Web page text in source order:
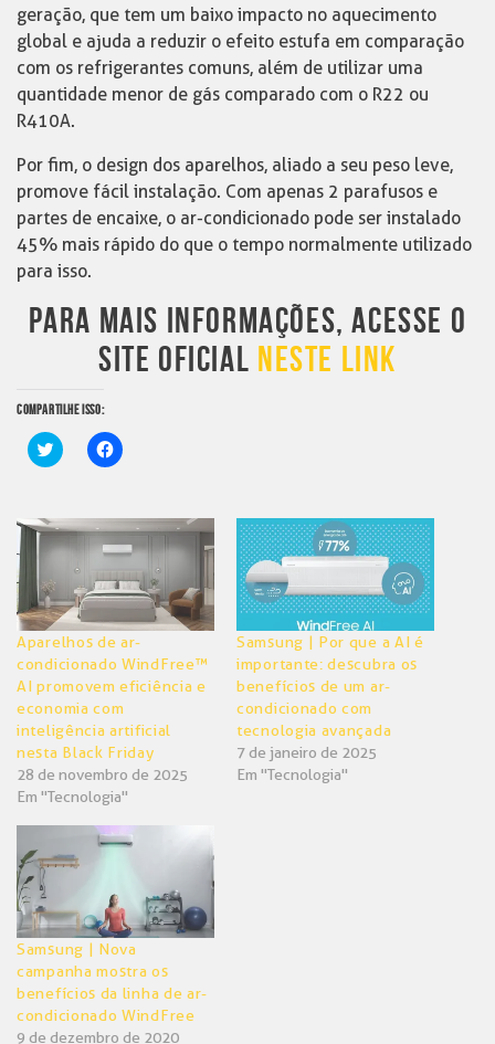
geração, que tem um baixo impacto no aquecimento
global e ajuda a reduzir o efeito estufa em comparação
com os refrigerantes comuns, além de utilizar uma
quantidade menor de gás comparado com o R22 ou
R410A.
Por fim, o design dos aparelhos, aliado a seu peso leve,
promove fácil instalação. Com apenas 2 parafusos e
partes de encaixe, o ar-condicionado pode ser instalado
45% mais rápido do que o tempo normalmente utilizado
para isso.
PARA MAIS INFORMAÇÕES, ACESSE O
SITE OFICIAL NESTE LINK
COMPARTILHE ISSO:
Clique
para
em
nova
janela)
Clique
para
em
nova
janela)
Aparelhos de ar-
condicionado WindFree™
AI promovem eficiência e
economia com
inteligência artificial
nesta Black Friday
28 de novembro de 2025
Em "Tecnologia"
Samsung | Por que a AI é
importante: descubra os
benefícios de um ar-
condicionado com
tecnologia avançada
7 de janeiro de 2025
Em "Tecnologia"
Samsung | Nova
campanha mostra os
benefícios da linha de ar-
condicionado WindFree
9 de dezembro de 2020